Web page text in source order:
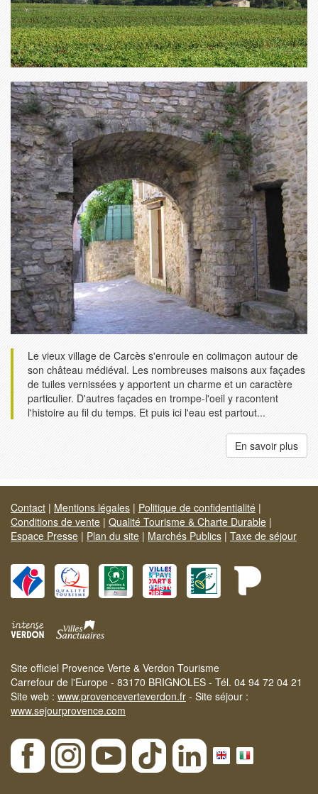
Le vieux village de Carcès s'enroule en colimaçon autour de
son château médiéval. Les nombreuses maisons aux façades
de tuiles vernissées y apportent un charme et un caractère
particulier. D'autres façades en trompe-l'oeil y racontent
l'histoire au fil du temps. Et puis ici l'eau est partout...
En savoir plus
Contact | Mentions légales | Politique de confidentialité |
Conditions de vente | Qualité Tourisme & Charte Durable |
Espace Presse | Plan du site | Marchés Publics | Taxe de séjour
Site officiel Provence Verte & Verdon Tourisme
Carrefour de l'Europe - 83170 BRIGNOLES - Tél. 04 94 72 04 21
Site web : www.provenceverteverdon.fr - Site séjour :
www.sejourprovence.com